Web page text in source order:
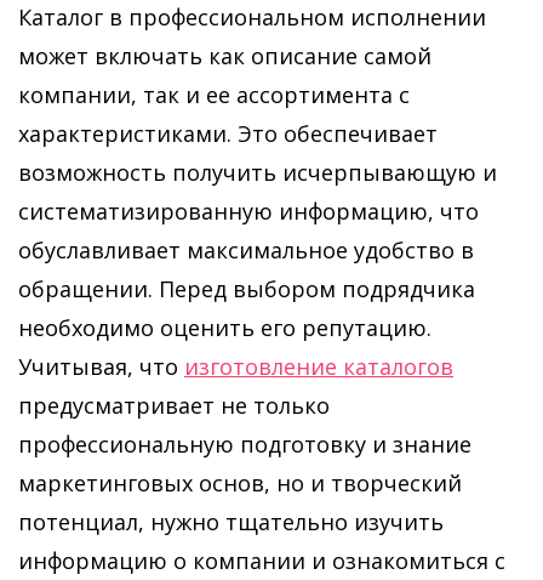
Каталог в профессиональном исполнении
может включать как описание самой
компании, так и ее ассортимента с
характеристиками. Это обеспечивает
возможность получить исчерпывающую и
систематизированную информацию, что
обуславливает максимальное удобство в
обращении. Перед выбором подрядчика
необходимо оценить его репутацию.
Учитывая, что изготовление каталогов
предусматривает не только
профессиональную подготовку и знание
маркетинговых основ, но и творческий
потенциал, нужно тщательно изучить
информацию о компании и ознакомиться с